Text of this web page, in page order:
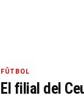
FÚTBOL
El filial del